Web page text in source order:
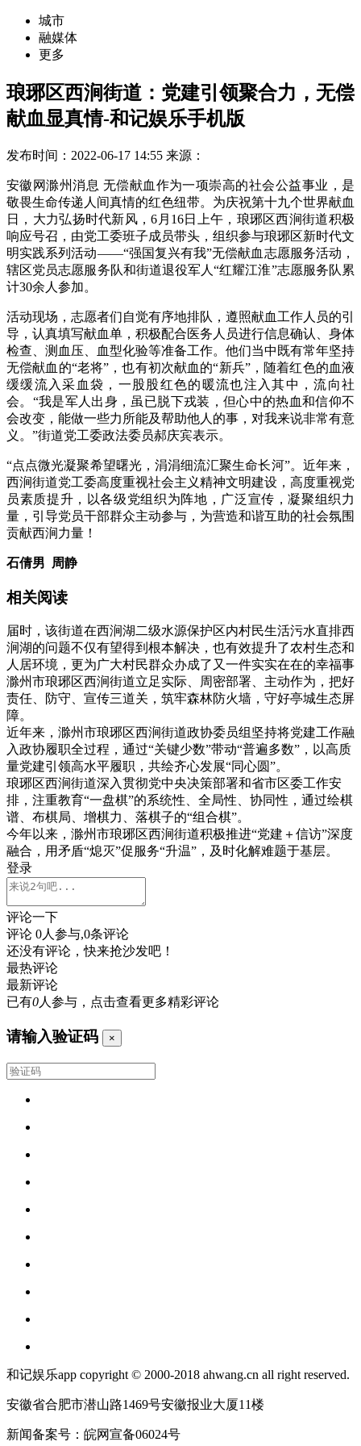
城市
融媒体
更多
琅琊区西涧街道：党建引领聚合力，无偿
献血显真情-和记娱乐手机版
发布时间：2022-06-17 14:55 来源：
安徽网滁州消息 无偿献血作为一项崇高的社会公益事业，是
敬畏生命传递人间真情的红色纽带。为庆祝第十九个世界献血
日，大力弘扬时代新风，6月16日上午，琅琊区西涧街道积极
响应号召，由党工委班子成员带头，组织参与琅琊区新时代文
明实践系列活动——“强国复兴有我”无偿献血志愿服务活动，
辖区党员志愿服务队和街道退役军人“红耀江淮”志愿服务队累
计30余人参加。
活动现场，志愿者们自觉有序地排队，遵照献血工作人员的引
导，认真填写献血单，积极配合医务人员进行信息确认、身体
检查、测血压、血型化验等准备工作。他们当中既有常年坚持
无偿献血的“老将”，也有初次献血的“新兵”，随着红色的血液
缓缓流入采血袋，一股股红色的暖流也注入其中，流向社
会。“我是军人出身，虽已脱下戎装，但心中的热血和信仰不
会改变，能做一些力所能及帮助他人的事，对我来说非常有意
义。”街道党工委政法委员郝庆宾表示。
“点点微光凝聚希望曙光，涓涓细流汇聚生命长河”。近年来，
西涧街道党工委高度重视社会主义精神文明建设，高度重视党
员素质提升，以各级党组织为阵地，广泛宣传，凝聚组织力
量，引导党员干部群众主动参与，为营造和谐互助的社会氛围
贡献西涧力量！
石倩男 周静
相关阅读
届时，该街道在西涧湖二级水源保护区内村民生活污水直排西
涧湖的问题不仅有望得到根本解决，也有效提升了农村生态和
人居环境，更为广大村民群众办成了又一件实实在在的幸福事
滁州市琅琊区西涧街道立足实际、周密部署、主动作为，把好
责任、防守、宣传三道关，筑牢森林防火墙，守好亭城生态屏
障。
近年来，滁州市琅琊区西涧街道政协委员组坚持将党建工作融
入政协履职全过程，通过“关键少数”带动“普遍多数”，以高质
量党建引领高水平履职，共绘齐心发展“同心圆”。
琅琊区西涧街道深入贯彻党中央决策部署和省市区委工作安
排，注重教育“一盘棋”的系统性、全局性、协同性，通过绘棋
谱、布棋局、增棋力、落棋子的“组合棋”。
今年以来，滁州市琅琊区西涧街道积极推进“党建＋信访”深度
融合，用矛盾“熄灭”促服务“升温”，及时化解难题于基层。
登录
评论一下
评论 0人参与,0条评论
还没有评论，快来抢沙发吧！
最热评论
最新评论
已有0人参与，点击查看更多精彩评论
请输入验证码 ×
和记娱乐app copyright © 2000-2018 ahwang.cn all right reserved.
安徽省合肥市潜山路1469号安徽报业大厦11楼
新闻备案号：皖网宣备06024号